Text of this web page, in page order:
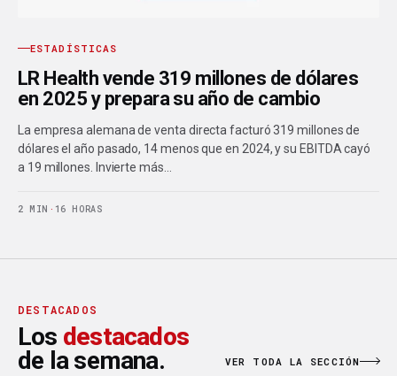
ESTADÍSTICAS
LR Health vende 319 millones de dólares
en 2025 y prepara su año de cambio
La empresa alemana de venta directa facturó 319 millones de
dólares el año pasado, 14 menos que en 2024, y su EBITDA cayó
a 19 millones. Invierte más…
2 MIN · 16 HORAS
DESTACADOS
Los destacados
de la semana.
VER TODA LA SECCIÓN